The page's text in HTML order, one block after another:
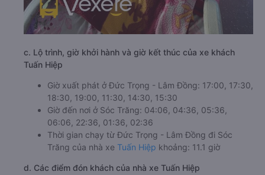
c. Lộ trình, giờ khởi hành và giờ kết thúc của xe khách
Tuấn Hiệp
Giờ xuất phát ở Đức Trọng - Lâm Đồng: 17:00, 17:30,
18:30, 19:00, 11:30, 14:30, 15:30
Giờ đến nơi ở Sóc Trăng: 04:06, 04:36, 05:36,
06:06, 22:36, 01:36, 02:36
Thời gian chạy từ Đức Trọng - Lâm Đồng đi Sóc
Trăng của nhà xe Tuấn Hiệp khoảng: 11.1 giờ
d. Các điểm đón khách của nhà xe Tuấn Hiệp